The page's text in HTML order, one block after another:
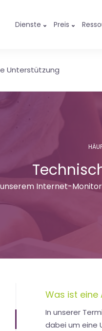
Dienste Preis
Unterstützung
unserem Internet-
Was ist eine
In unserer
dabei um eine